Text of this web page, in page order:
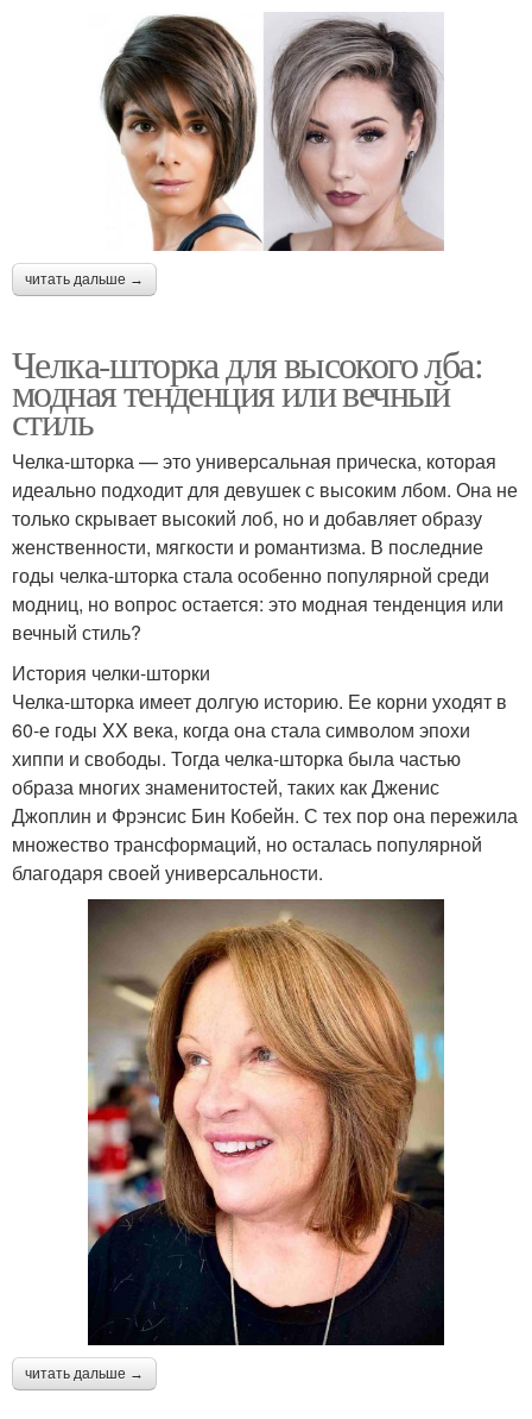
читать дальше →
Челка-шторка для высокого лба:
модная тенденция или вечный
стиль
Челка-шторка — это универсальная прическа, которая
идеально подходит для девушек с высоким лбом. Она не
только скрывает высокий лоб, но и добавляет образу
женственности, мягкости и романтизма. В последние
годы челка-шторка стала особенно популярной среди
модниц, но вопрос остается: это модная тенденция или
вечный стиль?
История челки-шторки
Челка-шторка имеет долгую историю. Ее корни уходят в
60-е годы XX века, когда она стала символом эпохи
хиппи и свободы. Тогда челка-шторка была частью
образа многих знаменитостей, таких как Дженис
Джоплин и Фрэнсис Бин Кобейн. С тех пор она пережила
множество трансформаций, но осталась популярной
благодаря своей универсальности.
читать дальше →